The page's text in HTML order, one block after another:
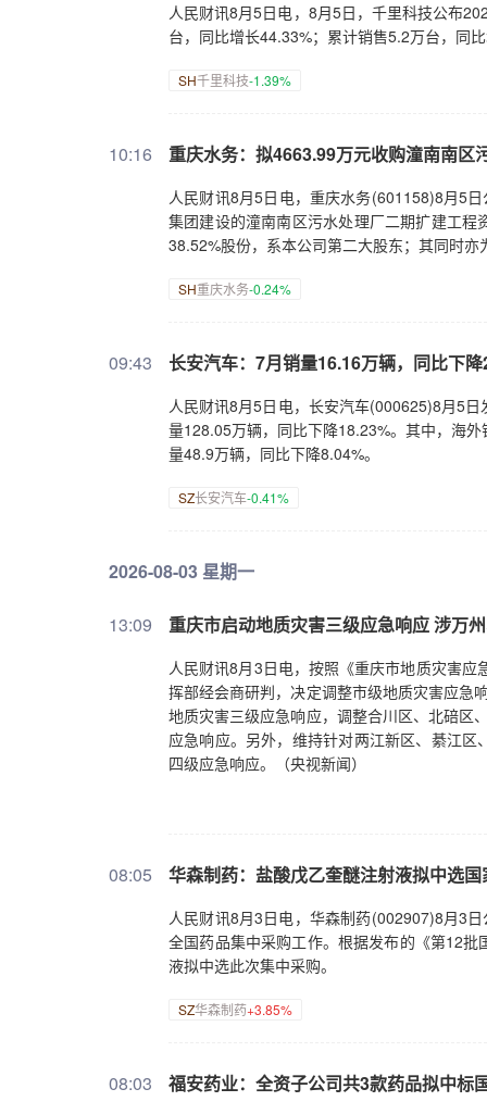
人民财讯8月5日电，8月5日，千里科技公布
台，同比增长44.33%；累计销售5.2万台，同
SH千里科技-1.39%
10:16 重庆水务：拟4663.99万元收购潼南南区
人民财讯8月5日电，重庆水务(601158)8月5
集团建设的潼南南区污水处理厂二期扩建工
38.52%股份，系本公司第二大股东；其同时
SH重庆水务-0.24%
09:43 长安汽车：7月销量16.16万辆，同比下
人民财讯8月5日电，长安汽车(000625)8月5
量128.05万辆，同比下降18.23%。其中，海
量48.9万辆，同比下降8.04%。
SZ长安汽车-0.41%
2026-08-03 星期一
13:09 重庆市启动地质灾害三级应急响应 涉万
人民财讯8月3日电，按照《重庆市地质灾害
挥部经会商研判，决定调整市级地质灾害应急
地质灾害三级应急响应，调整合川区、北碚区
应急响应。另外，维持针对两江新区、綦江
四级应急响应。（央视新闻）
08:05 华森制药：盐酸戊乙奎醚注射液拟中选
人民财讯8月3日电，华森制药(002907)8月3
全国药品集中采购工作。根据发布的《第12
液拟中选此次集中采购。
SZ华森制药+3.85%
08:03 福安药业：全资子公司共3款药品拟中标